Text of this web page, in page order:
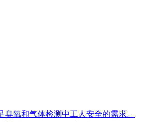
氧和气体检测中工人安全的需求。